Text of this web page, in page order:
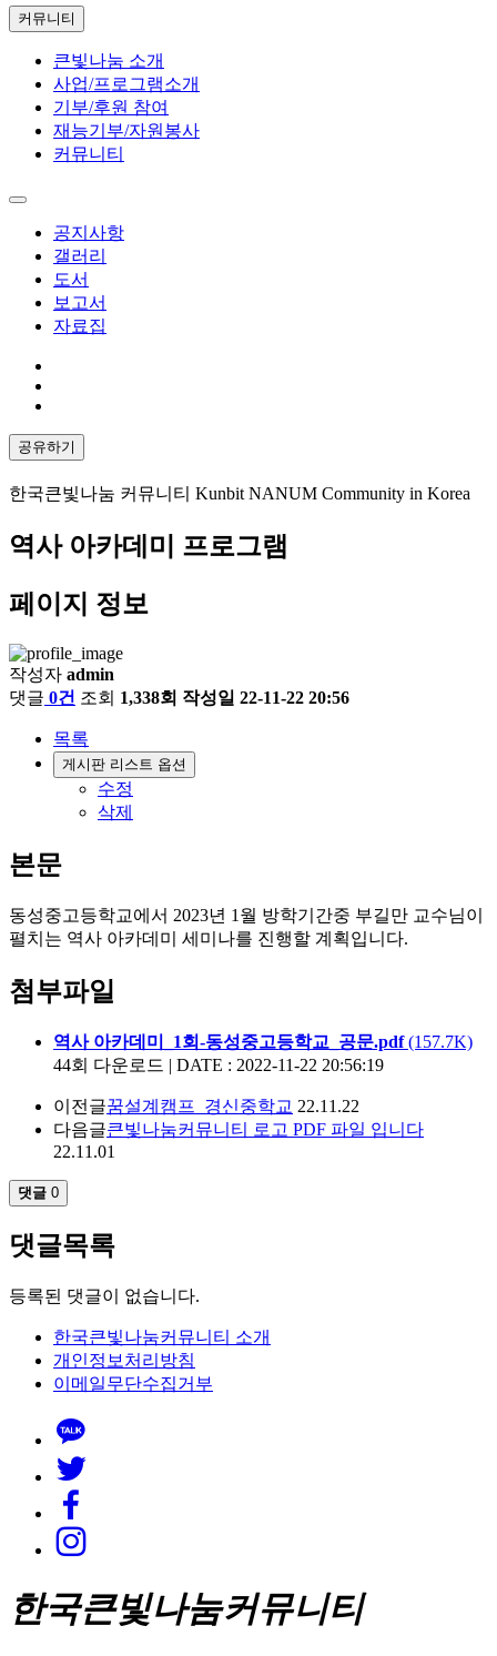
커뮤니티
큰빛나눔 소개
사업/프로그램소개
기부/후원 참여
재능기부/자원봉사
커뮤니티
공지사항
갤러리
도서
보고서
자료집
공유하기
한국큰빛나눔 커뮤니티 Kunbit NANUM Community in Korea
역사 아카데미 프로그램
페이지 정보
작성자 admin
댓글 0건 조회 1,338회 작성일 22-11-22 20:56
목록
게시판 리스트 옵션
수정
삭제
본문
동성중고등학교에서 2023년 1월 방학기간중 부길만 교수님이
펼치는 역사 아카데미 세미나를 진행할 계획입니다.
첨부파일
역사 아카데미_1회-동성중고등학교_공문.pdf(157.7K)
44회 다운로드 | DATE : 2022-11-22 20:56:19
이전글꿈설계캠프_경신중학교 22.11.22
다음글큰빛나눔커뮤니티 로고 PDF 파일 입니다
22.11.01
댓글 0
댓글목록
등록된 댓글이 없습니다.
한국큰빛나눔커뮤니티 소개
개인정보처리방침
이메일무단수집거부
한국큰빛나눔커뮤니티